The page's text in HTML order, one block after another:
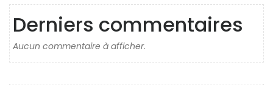
Derniers commentaires
Aucun commentaire à afficher.